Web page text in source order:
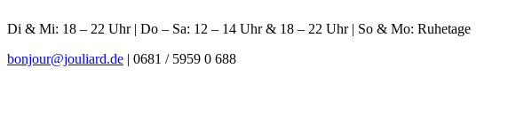
Di & Mi: 18 – 22 Uhr | Do – Sa: 12 – 14 Uhr & 18 – 22 Uhr | So & Mo: Ruhetage
bonjour@jouliard.de | 0681 / 5959 0 688